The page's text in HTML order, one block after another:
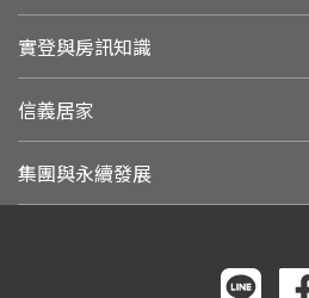
實登與房訊知識
信義居家
集團與永續發展